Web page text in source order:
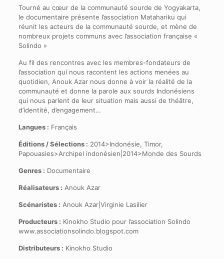
Tourné au cœur de la communauté sourde de Yogyakarta,
le documentaire présente l’association Matahariku qui
réunit les acteurs de la communauté sourde, et mène de
nombreux projets communs avec l’association française «
Solindo »
Au fil des rencontres avec les membres-fondateurs de
l’association qui nous racontent les actions menées au
quotidien, Anouk Azar nous donne à voir la réalité de la
communauté et donne la parole aux sourds Indonésiens
qui nous parlent de leur situation mais aussi de théâtre,
d’identité, d’engagement…
Langues : Français
Éditions / Sélections : 2014>Indonésie, Timor,
Papouasies>Archipel indonésien|2014>Monde des Sourds
Genres : Documentaire
Réalisateurs : Anouk Azar
Scénaristes : Anouk Azar|Virginie Lasilier
Producteurs : Kinokho Studio pour l’association Solindo
www.associationsolindo.blogspot.com
Distributeurs : Kinokho Studio